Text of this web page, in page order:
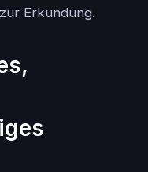
Erkundung.